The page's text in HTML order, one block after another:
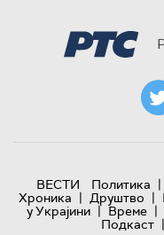
ВЕСТИ Политика |
Хроника | Друштво |
у Украјини | Време |
Подкаст |